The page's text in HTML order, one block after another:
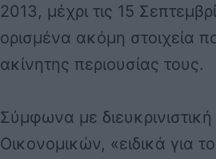
2013, μέχρι τις 15
ορισμένα ακόμη στοιχεία
ακίνητης περιουσίας τους.
Σύμφωνα με
Οικονομικών, «ειδικά για